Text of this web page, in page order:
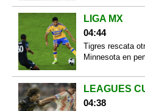
LIGA MX
04:44
Tigres rescata
Minnesota en
LEAGUES
04:38